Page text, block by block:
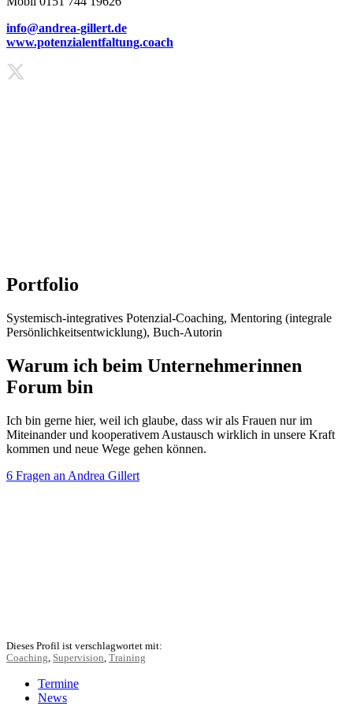
info@andrea-gillert.de
www.potenzialentfaltung.coach
Portfolio
Systemisch-integratives Potenzial-Coaching, Mentoring (integrale
Persönlichkeitsentwicklung), Buch-Autorin
Warum ich beim Unternehmerinnen
Forum bin
Ich bin gerne hier, weil ich glaube, dass wir als Frauen nur im
Miteinander und kooperativem Austausch wirklich in unsere Kraft
kommen und neue Wege gehen können.
6 Fragen an Andrea Gillert
Dieses Profil ist verschlagwortet mit:
Coaching, Supervision, Training
Termine
News